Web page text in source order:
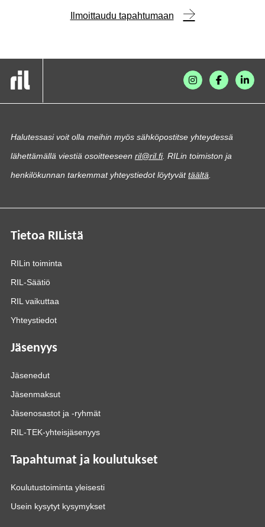
Ilmoittaudu tapahtumaan
Halutessasi voit olla meihin myös sähköpostitse yhteydessä
lähettämällä viestiä osoitteeseen ril@ril.fi. RILin toimiston ja
henkilökunnan tarkemmat yhteystiedot löytyvättäältä
Tietoa RIListä
RILin toiminta
RIL-Säätiö
RIL vaikuttaa
Yhteystiedot
Jäsenyys
Jäsenedut
Jäsenmaksut
Jäsenosastot ja -ryhmät
RIL-TEK-yhteisjäsenyys
Tapahtumat ja koulutukset
Koulutustoiminta yleisesti
Usein kysytyt kysymykset